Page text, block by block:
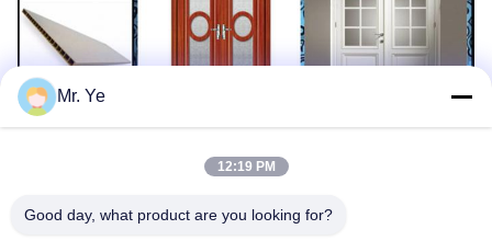
Mr. Ye
12:19 PM
Good day, what product are you looking for?